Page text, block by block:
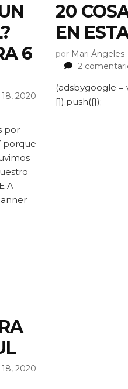
6
2020
por
porque
A
20
EN
por Mari Ángeles
2
(adsbygoogle =
[]).push({});
2020